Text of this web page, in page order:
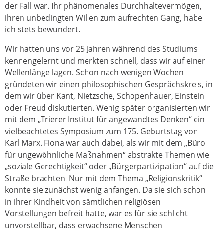
der Fall war. Ihr phänomenales Durchhaltevermögen,
ihren unbedingten Willen zum aufrechten Gang, habe
ich stets bewundert.
Wir hatten uns vor 25 Jahren während des Studiums
kennengelernt und merkten schnell, dass wir auf einer
Wellenlänge lagen. Schon nach wenigen Wochen
gründeten wir einen philosophischen Gesprächskreis, in
dem wir über Kant, Nietzsche, Schopenhauer, Einstein
oder Freud diskutierten. Wenig später organisierten wir
mit dem „Trierer Institut für angewandtes Denken“ ein
vielbeachtetes Symposium zum 175. Geburtstag von
Karl Marx. Fiona war auch dabei, als wir mit dem „Büro
für ungewöhnliche Maßnahmen“ abstrakte Themen wie
„soziale Gerechtigkeit“ oder „Bürgerpartizipation“ auf die
Straße brachten. Nur mit dem Thema „Religionskritik“
konnte sie zunächst wenig anfangen. Da sie sich schon
in ihrer Kindheit von sämtlichen religiösen
Vorstellungen befreit hatte, war es für sie schlicht
unvorstellbar, dass erwachsene Menschen